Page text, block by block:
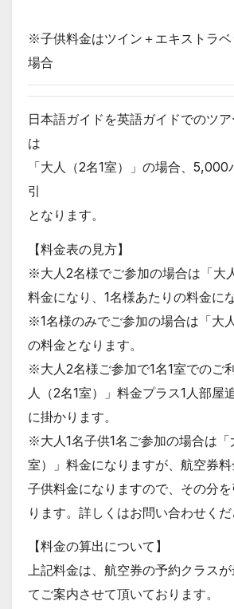
※子供料金はツイン＋エキストラベ
場合
日本語ガイドを英語ガイドでのツ
は
「大人（2名1室）」の場合、
引
となります。
【料金表の見方】
※大人2名様でご参加の場合は「大
料金になり、1名様あたりの料金に
※1名様のみでご参加の場合は「大
の料金となります。
※大人2名様ご参加で1名1室でのご
人（2名1室）」料金プラス1人部屋
に掛かります。
※大人1名子供1名ご参加の場合は「
室）」料金になりますが、航空券
子供料金になりますので、その分
ります。詳しくはお問い合わせくだ
【料金の算出について】
上記料金は、航空券の予約クラス
てご案内させて頂いております。